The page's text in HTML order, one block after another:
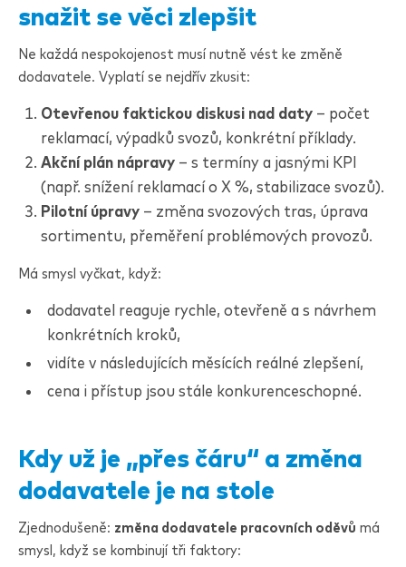
snažit se věci zlepšit
Ne každá nespokojenost musí nutně vést ke změně
dodavatele. Vyplatí se nejdřív zkusit:
Otevřenou faktickou diskusi nad daty – počet
reklamací, výpadků svozů, konkrétní příklady.
Akční plán nápravy – s termíny a jasnými KPI
(např. snížení reklamací o X %, stabilizace svozů).
Pilotní úpravy – změna svozových tras, úprava
sortimentu, přeměření problémových provozů.
Má smysl vyčkat, když:
dodavatel reaguje rychle, otevřeně a s návrhem
konkrétních kroků,
vidíte v následujících měsících reálné zlepšení,
cena i přístup jsou stále konkurenceschopné.
Kdy už je „přes čáru“ a změna
dodavatele je na stole
Zjednodušeně: změna dodavatele pracovních oděvů má
smysl, když se kombinují tři faktory: